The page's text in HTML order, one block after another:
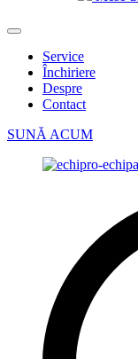
Service
Închiriere
Despre
Contact
SUNĂ ACUM